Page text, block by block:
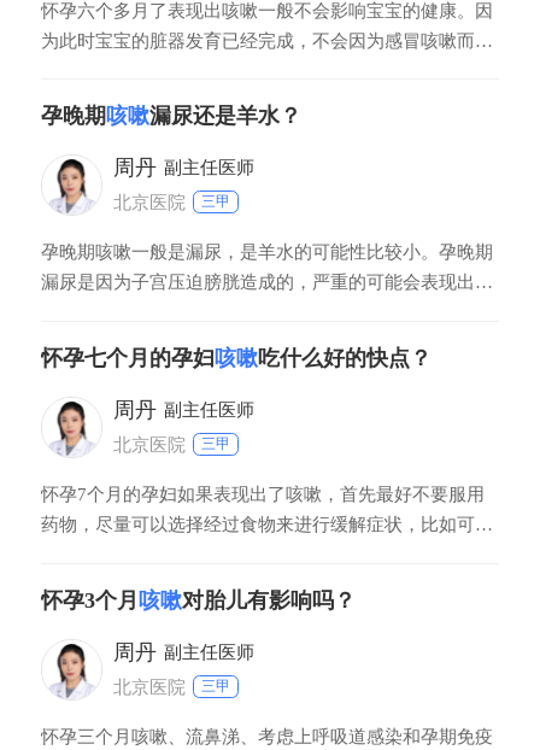
怀孕六个多月了表现出咳嗽一般不会影响宝宝的健康。因
为此时宝宝的脏器发育已经完成，不会因为感冒咳嗽而导
最关键的时期是孕早期，也就是怀孕头三个月，这时如果
孕妇发生了感染，特别是病毒感染或者是接受了药物，射
线等一些不良刺激，就可能导致宝宝一些脏器的发育畸形
孕晚期咳嗽漏尿还是羊水？
周丹 副主任医师
北京医院
三甲
孕晚期咳嗽一般是漏尿，是羊水的可能性比较小。孕晚期
漏尿是因为子宫压迫膀胱造成的，严重的可能会表现出尿
可以观察一下液体的颜色以及气味，羊水一般是没有气味
的，而尿液一般会有一股尿骚味。
怀孕七个月的孕妇咳嗽吃什么好的快点？
周丹 副主任医师
北京医院
三甲
怀孕7个月的孕妇如果表现出了咳嗽，首先最好不要服用
药物，尽量可以选择经过食物来进行缓解症状，比如可以
咳嗽的比较严重，还伴随其他的症状，也是需要及时到医
院针对性治疗的。在日常生活中应注意要做好保暖的工
作，防止表现出受凉的现象，在治疗咳嗽期间也要注意饮
食
怀孕3个月 咳嗽对胎儿有影响吗？
周丹 副主任医师
北京医院
三甲
怀孕三个月咳嗽、流鼻涕、考虑上呼吸道感染和孕期免疫